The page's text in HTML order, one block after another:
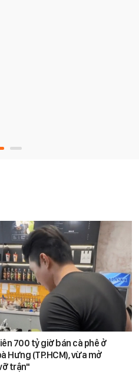
700 tỷ giờ bán cà phê ở
Hưng (TP.HCM), vừa mở
trận"